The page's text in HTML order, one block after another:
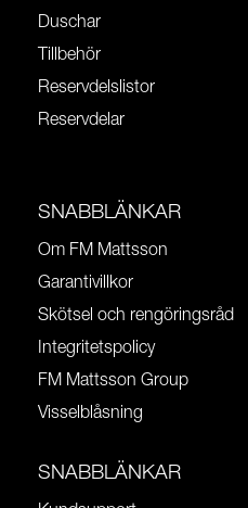
Duschar
Tillbehör
Reservdelslistor
Reservdelar
SNABBLÄNKAR
Om FM Mattsson
Garantivillkor
Skötsel och rengöringsråd
Integritetspolicy
FM Mattsson Group
Visselblåsning
SNABBLÄNKAR